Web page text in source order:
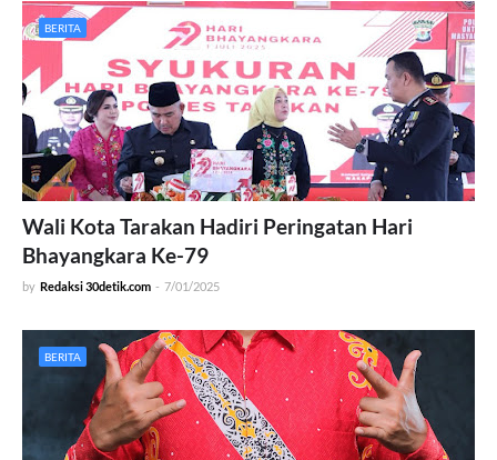
BERITA
Wali Kota Tarakan Hadiri Peringatan Hari
Bhayangkara Ke-79
by Redaksi 30detik.com - 7/01/2025
BERITA